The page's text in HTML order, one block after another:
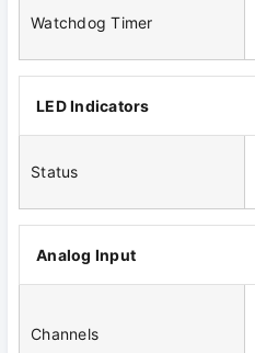
Watchdog Timer
LED Indicators
Status
Analog Input
Channels